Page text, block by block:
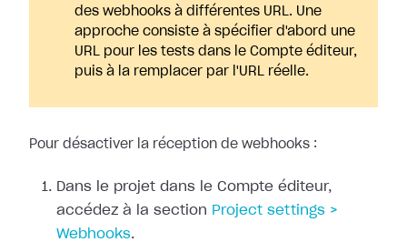
des webhooks à différentes URL. Une
approche consiste à spécifier d'abord une
URL pour les tests dans le Compte éditeur,
puis à la remplacer par l'URL réelle.
Pour désactiver la réception de webhooks :
Dans le projet dans le Compte éditeur,
accédez à la section Project settings >
Webhooks.